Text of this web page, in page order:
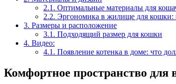
2.1. Оптимальные материалы для
2.2. Эргономика в жилище для кошки:
3. Размеры и расположение
3.1. Подходящий размер для кошки
4. Видео:
4.1. Появление котенка в доме: что
Комфортное пространство для